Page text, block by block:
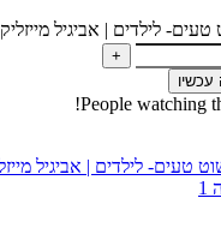
לילדים | אביגיל מייזליק
עכשיו
People watching